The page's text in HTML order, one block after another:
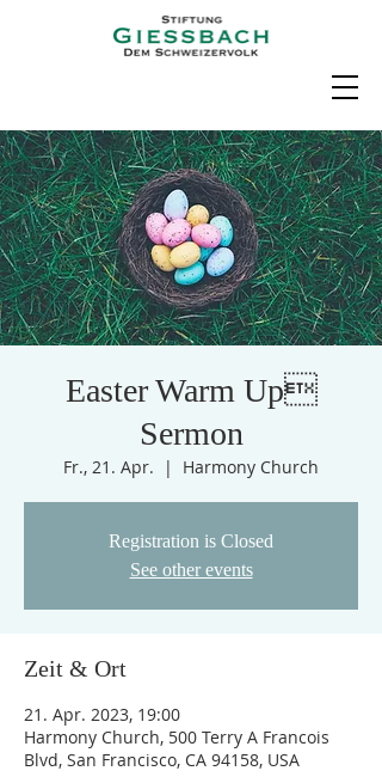
Easter Warm Up
Sermon
Fr., 21. Apr.
  |
Harmony Church
Registration is Closed
See other events
Zeit & Ort
21. Apr. 2023, 19:00
Harmony Church, 500 Terry A Francois
Blvd, San Francisco, CA 94158, USA